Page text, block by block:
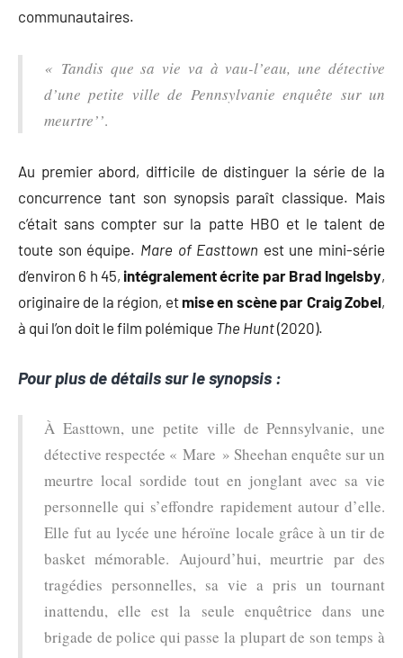
communautaires.
« Tandis que sa vie va à vau-l’eau, une détective
d’une petite ville de Pennsylvanie enquête sur un
meurtre’’.
Au premier abord, difficile de distinguer la série de la
concurrence tant son synopsis paraît classique. Mais
c’était sans compter sur la patte HBO et le talent de
toute son équipe. Mare of Easttown est une mini-série
d’environ 6 h 45, intégralement écrite par Brad Ingelsby,
originaire de la région, etmise en scène par Craig Zobel,
à qui l’on doit le film polémique The Hunt(2020).
Pour plus de détails sur le synopsis :
À Easttown, une petite ville de Pennsylvanie, une
détective respectée « Mare » Sheehan enquête sur un
meurtre local sordide tout en jonglant avec sa vie
personnelle qui s’effondre rapidement autour d’elle.
Elle fut au lycée une héroïne locale grâce à un tir de
basket mémorable. Aujourd’hui, meurtrie par des
tragédies personnelles, sa vie a pris un tournant
inattendu, elle est la seule enquêtrice dans une
brigade de police qui passe la plupart de son temps à